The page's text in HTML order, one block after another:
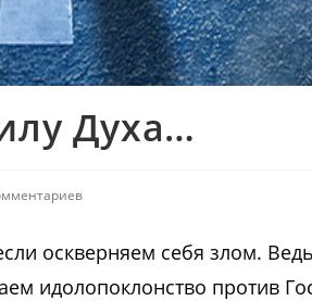
Духа…
оскверняем себя злом.
идолопоклонство против